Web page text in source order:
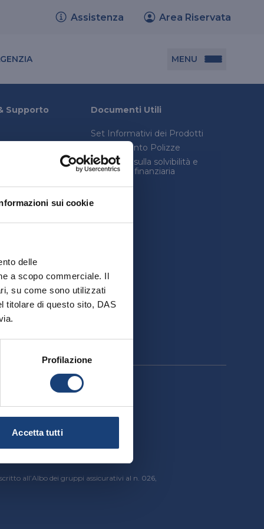
sui cookie
delle
a scopo commerciale. Il
su come sono utilizzati
titolare di questo sito, DAS
Profilazione
Accetta tutti
Assistenza Area Riservata
MENU
Documenti utili
Set informativi dei prodotti
Trasferimento polizze
Supporto Documenti Utili
Set Informativi dei Prodotti
Trasferimento Polizze
Relazione sulla solvibilità e
condizioni finanziaria
all’Albo dei gruppi assicurativi al n. 026,